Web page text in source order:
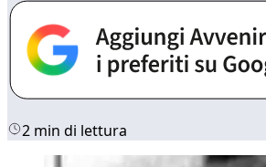
2 min di lettura